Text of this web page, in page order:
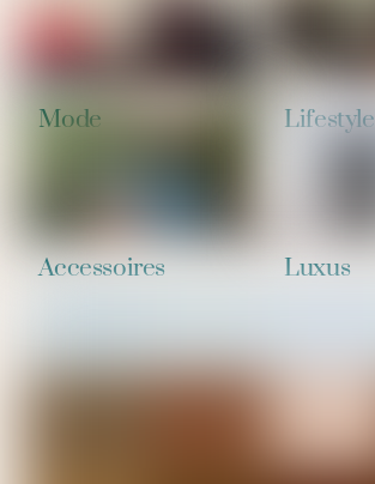
Mode Lifestyle
Accessoires Luxus